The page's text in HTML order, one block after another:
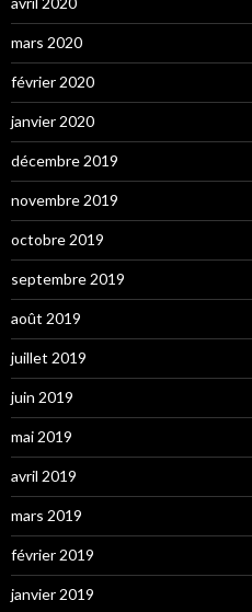
mars 2020
février 2020
janvier 2020
décembre 2019
novembre 2019
octobre 2019
septembre 2019
août 2019
juillet 2019
juin 2019
mai 2019
avril 2019
mars 2019
février 2019
janvier 2019